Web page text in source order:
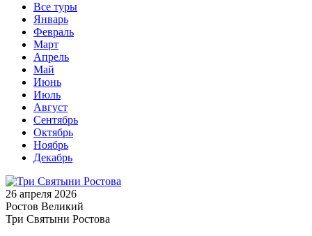
Все туры
Январь
Февраль
Март
Апрель
Май
Июнь
Июль
Август
Сентябрь
Октябрь
Ноябрь
Декабрь
26 апреля 2026
Ростов Великий
Три Святыни Ростова